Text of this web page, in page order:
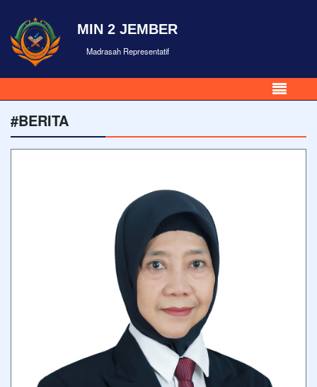
MIN 2 JEMBER
Madrasah Representatif
#BERITA